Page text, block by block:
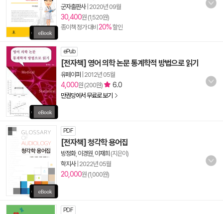
군자출판사| 2020년 09월
30,400원 (1,520원)
종이책 정가 대비 20%할인
ePub
[전자책] 영어 의학 논문 통계학적 방법으로 읽기
유페이퍼 2012년 05월
4,000원 (200원) 6.0
만권당에서 무료로 보기
PDF
[전자책] 청각학 용어집
방정화, 이경원 이재희 (지은이)
학지사| 2022년 05월
20,000원 (1,000원)
PDF